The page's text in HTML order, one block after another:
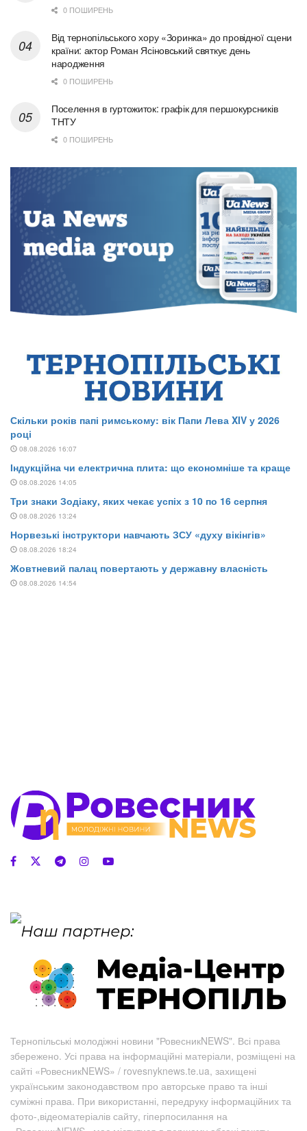
0 ПОШИРЕНЬ
Від тернопільського хору «Зоринка» до провідної сцени
країни: актор Роман Ясіновський святкує день
народження
0 ПОШИРЕНЬ
Поселення в гуртожиток: графік для першокурсників
ТНТУ
0 ПОШИРЕНЬ
Тернопільські молодіжні новини "РовесникNEWS". Всі права
збережено. Усі права на інформаційні матеріали, розміщені на
сайті «РовесникNEWS» / rovesnyknews.te.ua, захищені
українським законодавством про авторське право та інші
суміжні права. При використанні, передруку інформаційних та
фото-,відеоматеріалів сайту, гіперпосилання на